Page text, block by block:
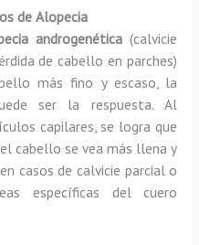
de Alopecia
androgenética (calvicie
de cabello en parches)
más fino y escaso, la
ser la respuesta. Al
capilares, se logra que
cabello se vea más llena y
casos de calvicie parcial o
específicas del cuero